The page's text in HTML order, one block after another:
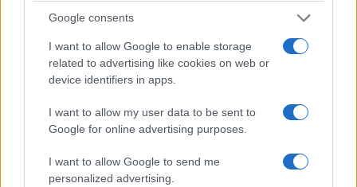
Google consents
I want to allow Google to enable storage
related to advertising like cookies on web or
device identifiers in apps.
I want to allow my user data to be sent to
Google for online advertising purposes.
I want to allow Google to send me
personalized advertising.